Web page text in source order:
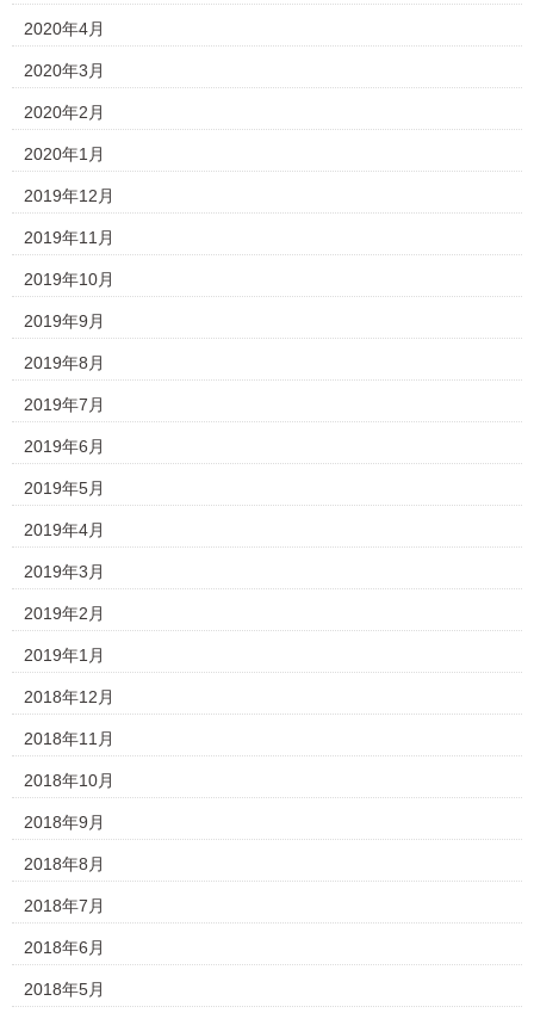
2020年4月
2020年3月
2020年2月
2020年1月
2019年12月
2019年11月
2019年10月
2019年9月
2019年8月
2019年7月
2019年6月
2019年5月
2019年4月
2019年3月
2019年2月
2019年1月
2018年12月
2018年11月
2018年10月
2018年9月
2018年8月
2018年7月
2018年6月
2018年5月